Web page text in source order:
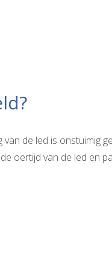
de led is onstuimig
oertijd van de led en